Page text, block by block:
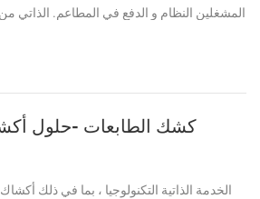
المشغلين النظام و الدفع في المطاعم. الذاتي
كشك الطابعات -حلول
الخدمة الذاتية التكنولوجيا ، بما في ذلك